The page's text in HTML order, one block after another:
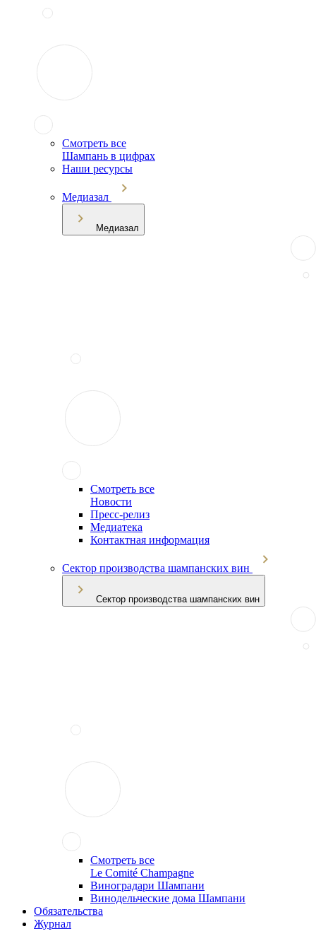
Смотреть все
Шампань в цифрах
Наши ресурсы
Медиазал
Медиазал
Смотреть все
Новости
Пресс-релиз
Медиатека
Контактная информация
Сектор производства шампанских вин
Сектор производства шампанских вин
Смотреть все
Le Comité Champagne
Виноградари Шампани
Винодельческие дома Шампани
Обязательства
Журнал